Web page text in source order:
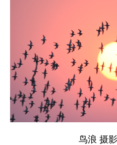
鸟浪 摄